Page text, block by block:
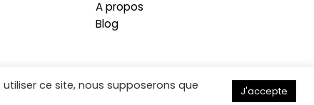
A propos
Blog
ce site, nous supposerons que
J'accepte